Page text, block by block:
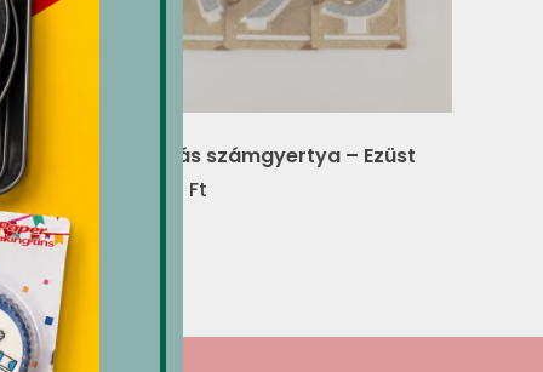
g
Óriás számgyertya – Ezüst
Ft